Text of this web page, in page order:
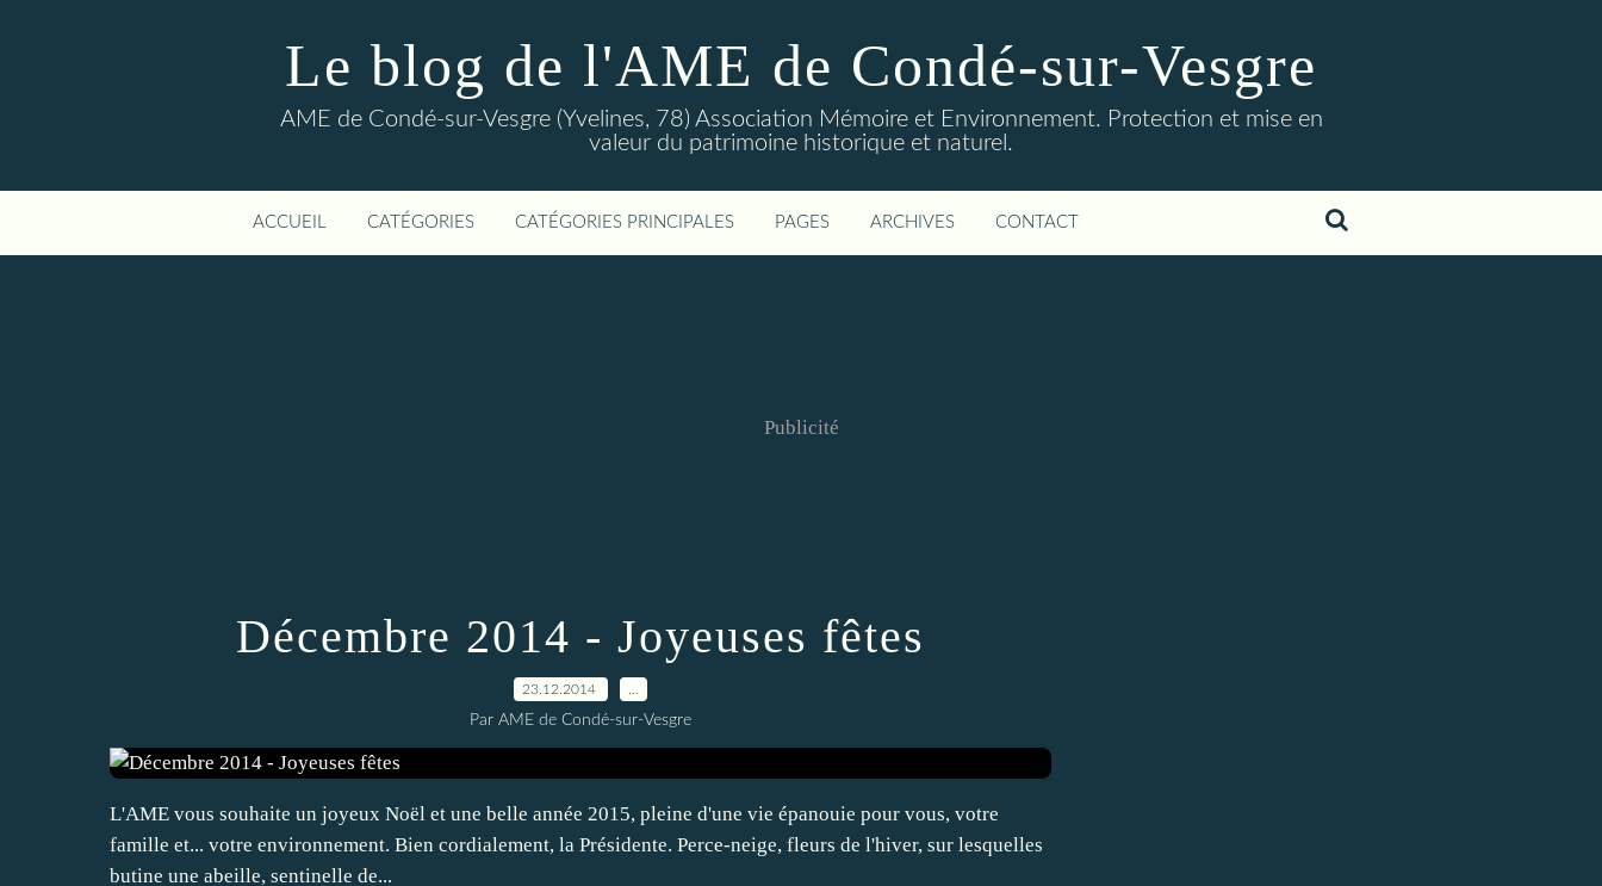
Le blog de l'AME de Condé-sur-Vesgre
AME de Condé-sur-Vesgre (Yvelines, 78) Association Mémoire et Environnement. Protection et mise en
valeur du patrimoine historique et naturel.
ACCUEIL CATÉGORIES CATÉGORIES PRINCIPALES PAGES ARCHIVES CONTACT
Publicité
Décembre 2014 - Joyeuses fêtes
23.12.2014
Par AME de Condé-sur-Vesgre
L'AME vous souhaite un joyeux Noël et une belle année 2015, pleine d'une vie épanouie pour vous, votre
famille et... votre environnement. Bien cordialement, la Présidente. Perce-neige, fleurs de l'hiver, sur lesquelles
butine une abeille, sentinelle de...